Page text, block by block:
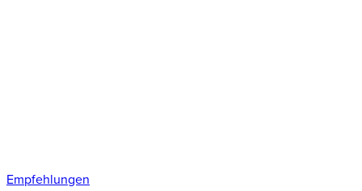
Empfehlungen